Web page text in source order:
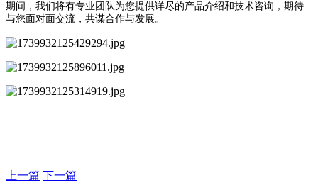
期间，我们将有专业团队为您提供详尽的产品介绍和技术咨询，期待
与您面对面交流，共谋合作与发展。
上一篇 下一篇